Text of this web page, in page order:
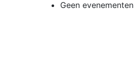
Geen evenementen